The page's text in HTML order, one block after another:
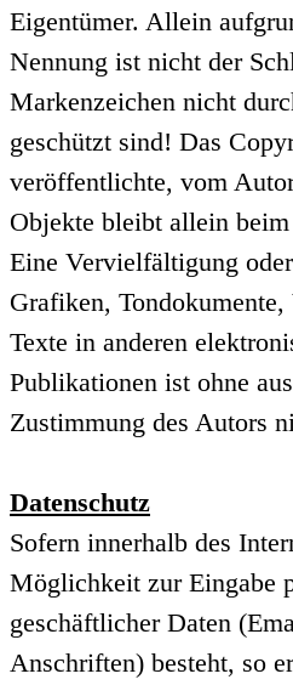
Eigentümer. Allein
Nennung ist nicht der
Markenzeichen nicht
geschützt sind! Das
veröffentlichte, vom
Objekte bleibt allein
Eine Vervielfältigung
Grafiken, Tondokumente,
Texte in anderen
Publikationen ist ohne
Zustimmung des Autors
Datenschutz
Sofern innerhalb des
Möglichkeit zur Eingabe
geschäftlicher Daten
Anschriften) besteht, so